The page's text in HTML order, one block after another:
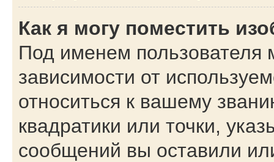
Как я могу поместить
Под именем пользователя
зависимости от
относиться к вашему
квадратики или точки,
сообщений вы оставили